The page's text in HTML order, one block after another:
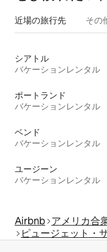
近場の旅行先 その
シアトル
バケーションレンタル
ポートランド
バケーションレンタル
ベンド
バケーションレンタル
ユージーン
バケーションレンタル
Airbnb アメリカ合
ピュージェット・